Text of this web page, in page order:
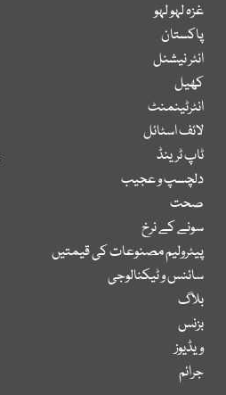
غزہ لہو لہو
پاکستان
انٹر نیشنل
کھیل
انٹرٹینمنٹ
لائف اسٹائل
ٹاپ ٹرینڈ
دلچسپ و عجیب
صحت
سونے کے نرخ
پیٹرولیم مصنوعات کی قیمتیں
سائنس و ٹیکنالوجی
بلاگ
بزنس
ویڈیوز
جرائم